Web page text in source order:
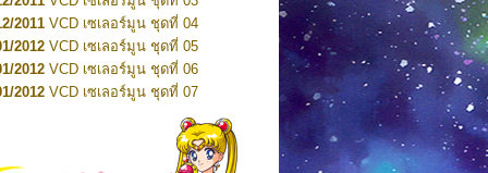
2016 DVD เซเลอร์มูน คริสตัล VOL.5
2016 DVD เซเลอร์มูน คริสตัล VOL.6
2016DVD เซเลอร์มูน คริสตัล VOL.7
2016DVD เซเลอร์มูน คริสตัล VOL.8
2017 DVD เซเลอร์มูน คริสตัล Box-Set
2011 VCD เซเลอร์มูน ชุดที่ 04
2012 VCD เซเลอร์มูน ชุดที่ 05
2012 VCD เซเลอร์มูน ชุดที่ 06
2012 VCD เซเลอร์มูน ชุดที่ 07
VCD เซเลอร์มูน ชุดที่ 08
VCD เซเลอร์มูน ชุดที่ 09
VCD เซเลอร์มูน ชุดที่ 10